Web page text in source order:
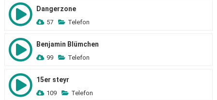
Dangerzone
57 Telefon
Benjamin Blümchen
99 Telefon
15er steyr
109 Telefon